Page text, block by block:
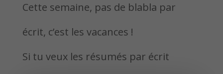
Cette semaine, pas de blabla par
écrit, c’est les vacances !
Si tu veux les résumés par écrit